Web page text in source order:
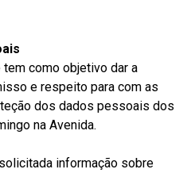
como objetivo dar a
e respeito para com as
dos dados pessoais dos
na Avenida.
informação sobre